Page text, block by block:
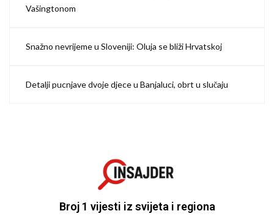
Vašingtonom
Snažno nevrijeme u Sloveniji: Oluja se bliži Hrvatskoj
Detalji pucnjave dvoje djece u Banjaluci, obrt u slučaju
Broj 1 vijesti iz svijeta i regiona